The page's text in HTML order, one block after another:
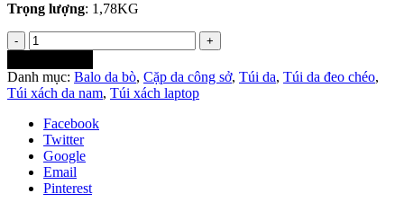
Trọng lượng: 1,78KG
Danh mục: Balo da bò, Cặp da công sở, Túi da, Túi da đeo chéo,
Túi xách da nam, Túi xách laptop
Facebook
Twitter
Google
Email
Pinterest